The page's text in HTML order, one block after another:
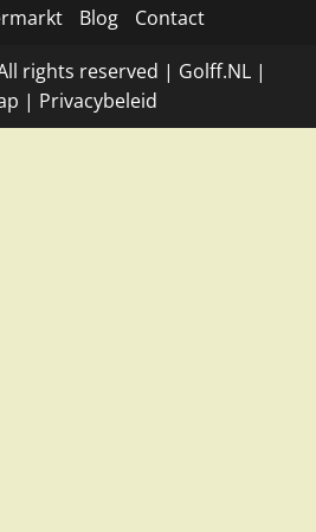
Blog Contact
rights reserved | Golff.NL|
| Privacybeleid